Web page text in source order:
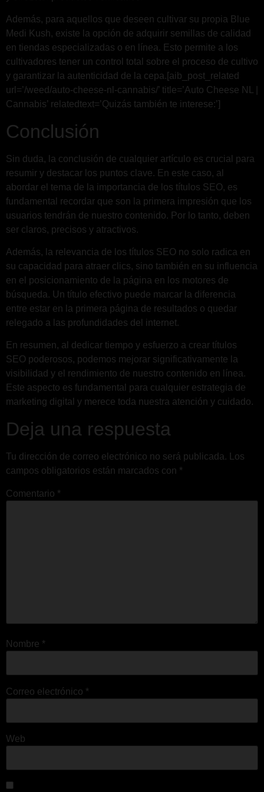
Además, para aquellos que deseen cultivar su propia Blue
Medi Kush, existe la opción de adquirir semillas de calidad
en tiendas especializadas o en línea. Esto permite a los
cultivadores tener un control total sobre el proceso de cultivo
y garantizar la autenticidad de la cepa.[aib_post_related
url=’/weed/auto-cheese-nl-cannabis/’ title=’Auto Cheese NL |
Cannabis’ relatedtext=’Quizás también te interese:’]
Conclusión
Sin duda, la conclusión de cualquier artículo es crucial para
resumir y destacar los puntos clave. En este caso, al
abordar el tema de la importancia de los títulos SEO, es
fundamental recordar que son la primera impresión que los
usuarios tendrán de nuestro contenido. Por lo tanto, deben
ser claros, precisos y atractivos.
Además, la relevancia de los títulos SEO no solo radica en
su capacidad para atraer clics, sino también en su influencia
en el posicionamiento de la página en los motores de
búsqueda. Un título efectivo puede marcar la diferencia
entre estar en la primera página de resultados o quedar
relegado a las profundidades del internet.
En resumen, al dedicar tiempo y esfuerzo a crear títulos
SEO poderosos, podemos mejorar significativamente la
visibilidad y el rendimiento de nuestro contenido en línea.
Este aspecto es fundamental para cualquier estrategia de
marketing digital y merece toda nuestra atención y cuidado.
Deja una respuesta
Tu dirección de correo electrónico no será publicada.
Los
campos obligatorios están marcados con *
Comentario *
Nombre *
Correo electrónico *
Web